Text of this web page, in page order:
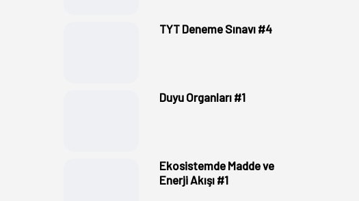
TYT Deneme Sınavı #4
Duyu Organları #1
Ekosistemde Madde ve
Enerji Akışı #1